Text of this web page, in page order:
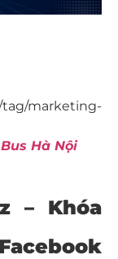
tag/marketing-
Hà Nội
– Khóa